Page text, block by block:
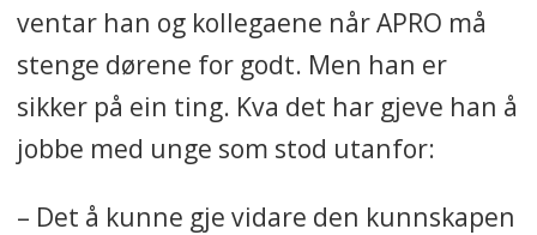
ventar han og kollegaene når APRO må
stenge dørene for godt. Men han er
sikker på ein ting. Kva det har gjeve han å
jobbe med unge som stod utanfor:
– Det å kunne gje vidare den kunnskapen